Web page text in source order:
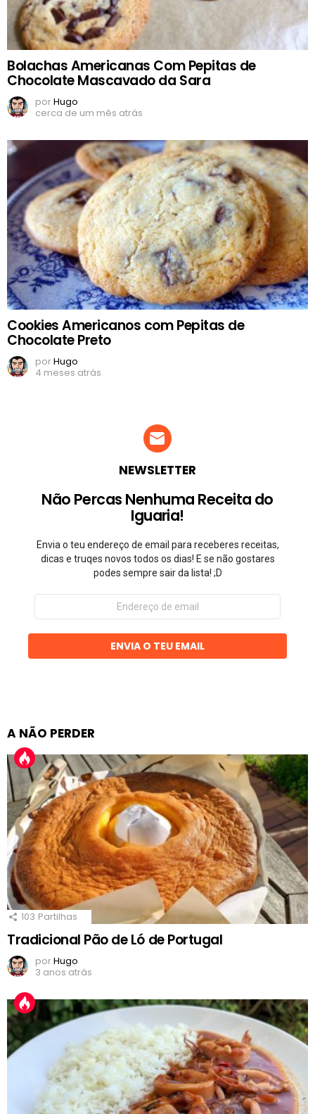
Bolachas Americanas Com Pepitas de
Chocolate Mascavado da Sara
porHugo
cerca de um mês atrás
Cookies Americanos com Pepitas de
Chocolate Preto
porHugo
4 meses atrás
NEWSLETTER
Não Percas Nenhuma Receita do
Iguaria!
Envia o teu endereço de email para receberes receitas,
dicas e truqes novos todos os dias! E se não gostares
podes sempre sair da lista! ;D
Endereço
email
ENVIA O TEU EMAIL
A NÃO PERDER
103 Partilhas
Tradicional Pão de Ló de Portugal
porHugo
3 anos atrás